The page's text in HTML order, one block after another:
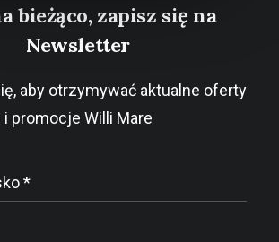
bieżąco, zapisz się na
Newsletter
aby otrzymywać aktualne oferty
i promocje Willi Mare